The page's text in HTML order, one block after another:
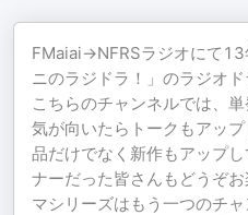
FMaiai→NFRSラジオにて13
ニのラジドラ！」のラジオド
こちらのチャンネルでは、
気が向いたらトークもアッ
品だけでなく新作もアップ
ナーだった皆さんもどうぞ
マシリーズはもう一つのチ